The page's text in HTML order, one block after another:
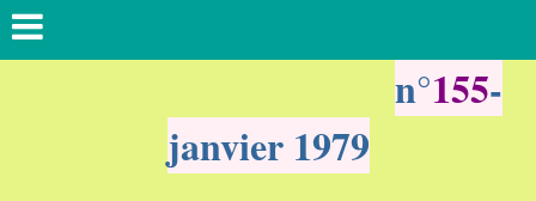
n°155-
janvier 1979